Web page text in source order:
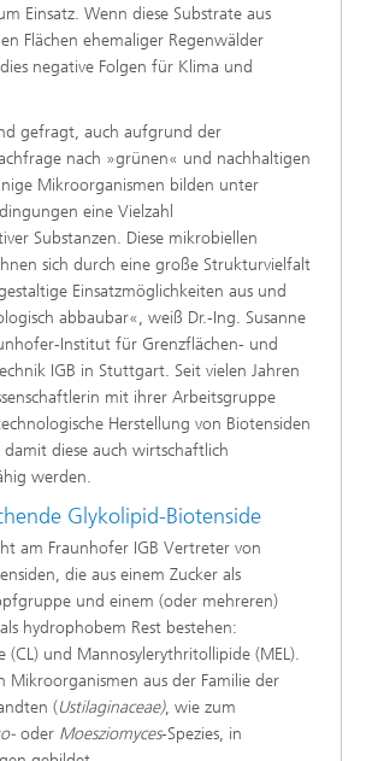
Einsatz. Wenn diese Substrate aus
Flächen ehemaliger Regenwälder
negative Folgen für Klima und
gefragt, auch aufgrund der
nach »grünen« und nachhaltigen
Mikroorganismen bilden unter
eine Vielzahl
Substanzen. Diese mikrobiellen
sich durch eine große Strukturvielfalt
Einsatzmöglichkeiten aus und
abbaubar«, weiß Dr.-Ing. Susanne
Institut für Grenzflächen- und
IGB in Stuttgart. Seit vielen Jahren
mit ihrer Arbeitsgruppe
Herstellung von Biotensiden
diese auch wirtschaftlich
werden.
Glykolipid-Biotenside
am Fraunhofer IGB Vertreter von
die aus einem Zucker als
und einem (oder mehreren)
hydrophobem Rest bestehen:
(CL) und Mannosylerythritollipide (MEL).
Mikroorganismen aus der Familie der
(Ustilaginaceae), wie zum
oder Moesziomyces-Spezies, in